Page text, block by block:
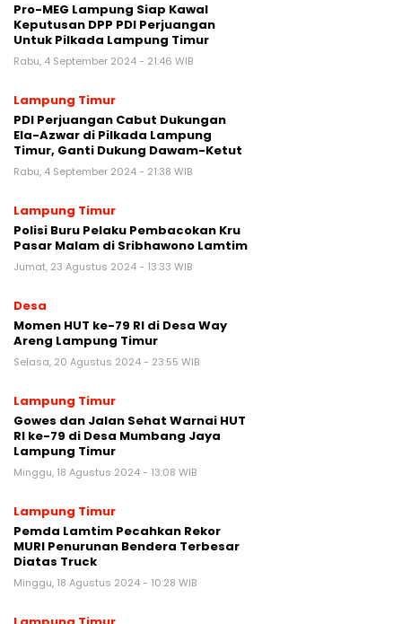
Pro-MEG Lampung Siap Kawal
Keputusan DPP PDI Perjuangan
Untuk Pilkada Lampung Timur
Rabu, 4 September 2024 - 21:46 WIB
Lampung Timur
PDI Perjuangan Cabut Dukungan
Ela-Azwar di Pilkada Lampung
Timur, Ganti Dukung Dawam-Ketut
Rabu, 4 September 2024 - 21:38 WIB
Lampung Timur
Polisi Buru Pelaku Pembacokan Kru
Pasar Malam di Sribhawono Lamtim
Jumat, 23 Agustus 2024 - 13:33 WIB
Desa
Momen HUT ke-79 RI di Desa Way
Areng Lampung Timur
Selasa, 20 Agustus 2024 - 23:55 WIB
Lampung Timur
Gowes dan Jalan Sehat Warnai HUT
RI ke-79 di Desa Mumbang Jaya
Lampung Timur
Minggu, 18 Agustus 2024 - 13:08 WIB
Lampung Timur
Pemda Lamtim Pecahkan Rekor
MURI Penurunan Bendera Terbesar
Diatas Truck
Minggu, 18 Agustus 2024 - 10:28 WIB